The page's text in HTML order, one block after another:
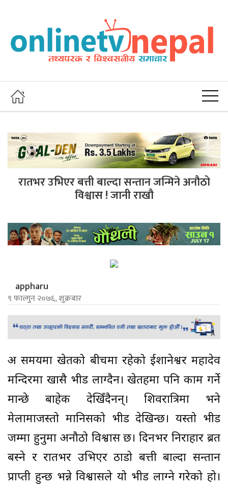
रातभर उभिएर बत्ती बाल्दा सन्तान जन्मिने अनौठो
विश्वास ! जानी राखौ
appharu
९ फाल्गुन २०७६, शुक्रबार
अरू समयमा खेतको बीचमा रहेको ईशानेश्वर महादेव
मन्दिरमा खासै भीड लाग्दैन। खेतहरूमा पनि काम गर्ने
मान्छे बाहेक देखिँदैनन्। शिवरात्रिमा भने
मेलामाजस्तो मानिसको भीड देखिन्छ। यस्तो भीड
जम्मा हुनुमा अनौठो विश्वास छ। दिनभर निराहार ब्रत
बस्ने र रातभर उभिएर ठाडो बत्ती बाल्दा सन्तान
प्राप्ती हुन्छ भन्ने विश्वासले यो भीड लाग्ने गरेको हो।